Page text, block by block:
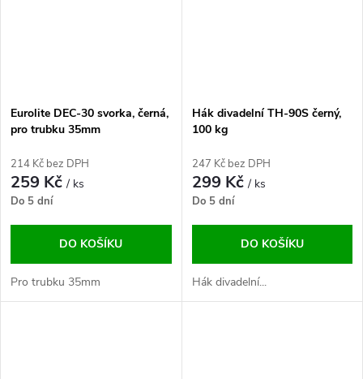
Eurolite DEC-30 svorka, černá,
pro trubku 35mm
214 Kč bez DPH
259 Kč/ ks
Do 5 dní
DO KOŠÍKU
Pro trubku 35mm
Hák divadelní TH-90S černý,
100 kg
247 Kč bez DPH
299 Kč/ ks
Do 5 dní
DO KOŠÍKU
Hák divadelní...